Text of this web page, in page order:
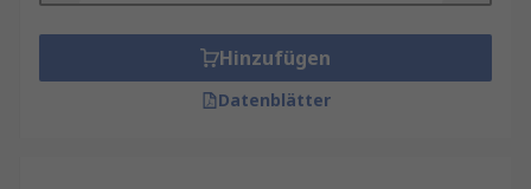
Hinzufügen
Datenblätter